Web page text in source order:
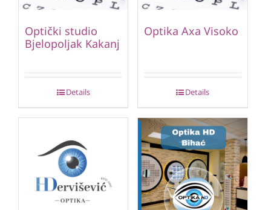
Optički studio
Bjelopoljak Kakanj
Details
Optika Axa Visoko
Details